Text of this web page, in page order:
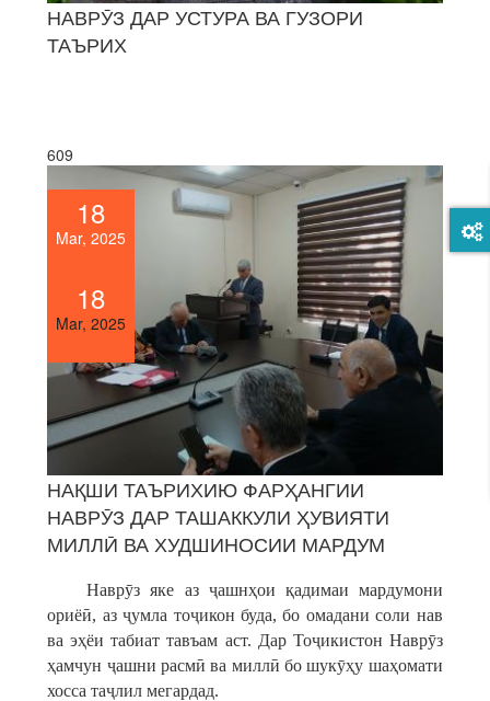
НАВРӮЗ ДАР УСТУРА ВА ГУЗОРИ
ТАЪРИХ
609
18
Mar, 2025
18
Mar, 2025
НАҚШИ ТАЪРИХИЮ ФАРҲАНГИИ
НАВРӮЗ ДАР ТАШАККУЛИ ҲУВИЯТИ
МИЛЛӢ ВА ХУДШИНОСИИ МАРДУМ
Наврӯз яке аз ҷашнҳои қадимаи мардумони
ориёӣ, аз ҷумла тоҷикон буда, бо омадани соли нав
ва эҳёи табиат тавъам аст. Дар Тоҷикистон Наврӯз
ҳамчун ҷашни расмӣ ва миллӣ бо шукӯҳу шаҳомати
хосса таҷлил мегардад.